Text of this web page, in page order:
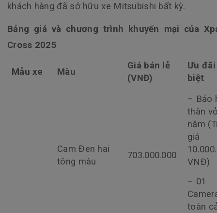
khách hàng đã sở hữu xe Mitsubishi bất kỳ.
Bảng giá và chương trình khuyến mại của
Cross 2025
Mẫu xe Màu
Giá bán lẻ
(VNĐ)
Ưu
biệt
Cam Đen hai
tông màu
703.000.000
– Bảo
thân
năm
giá
VNĐ)
– 01
toàn